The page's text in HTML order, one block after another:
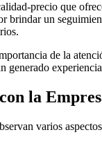
precio que
brindar un
de la
la
varios